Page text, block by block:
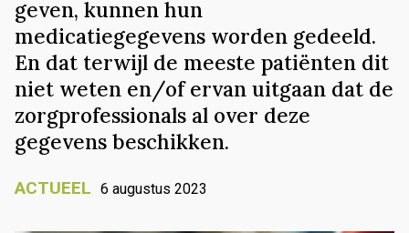
geven, kunnen hun
medicatiegegevens worden gedeeld.
En dat terwijl de meeste patiënten dit
niet weten en/of ervan uitgaan dat de
zorgprofessionals al over deze
gegevens beschikken.
ACTUEEL 6 augustus 2023